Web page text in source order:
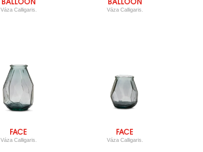
Váza Calligaris. Váza Calligaris.
FACE
Váza Calligaris.
FACE
Váza Calligaris.